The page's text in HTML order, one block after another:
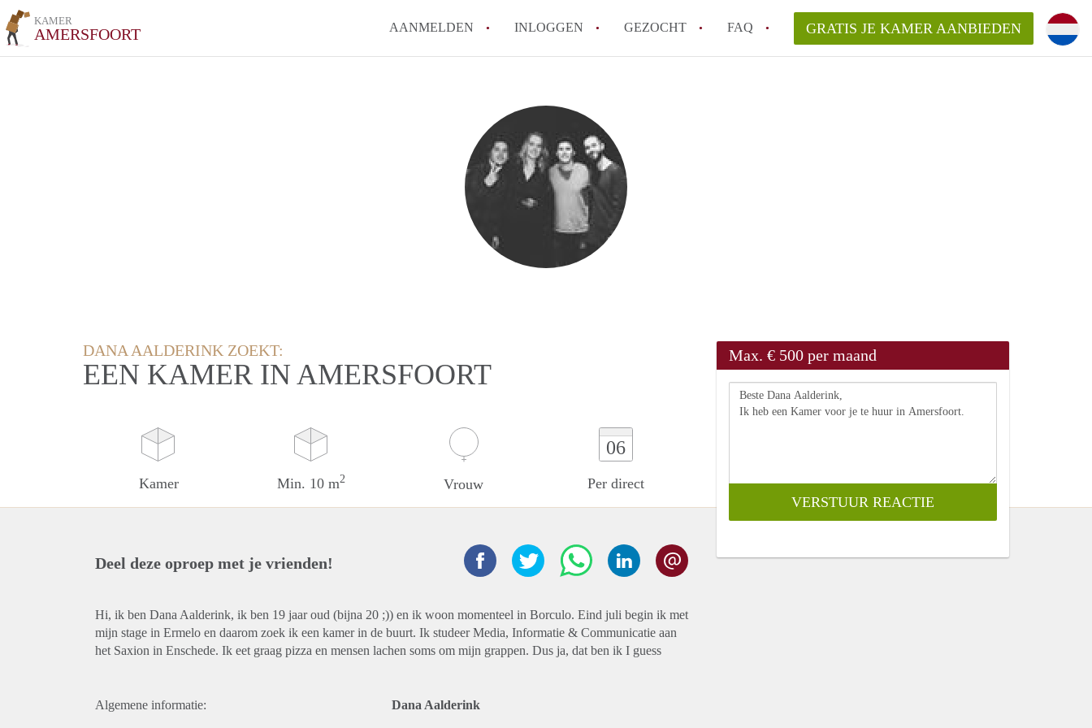
KAMER
AMERSFOORT AANMELDEN INLOGGEN GEZOCHT FAQ
Wat is de privacyverklaring van KamerAmersfoort?
Berekent KamerAmersfoort makelaarsvergoeding/bemiddelingsvergoeding?
Is KamerAmersfoort verantwoordelijk voor de aangeboden Kamer / Kamers
in Amersfoort?
Alle veelgestelde vragen
GRATIS JE KAMER AANBIEDEN
DANA AALDERINK ZOEKT:
EEN KAMER IN AMERSFOORT
Kamer Min. 10 m2 Vrouw
06
Per direct
Max. € 500 per maand
Deel deze oproep met je vrienden!
Hi, ik ben Dana Aalderink, ik ben 19 jaar oud (bijna 20 ;)) en ik woon momenteel in Borculo. Eind juli begin ik met
mijn stage in Ermelo en daarom zoek ik een kamer in de buurt. Ik studeer Media, Informatie & Communicatie aan
het Saxion in Enschede. Ik eet graag pizza en mensen lachen soms om mijn grappen. Dus ja, dat ben ik I guess
Algemene informatie: Dana Aalderink